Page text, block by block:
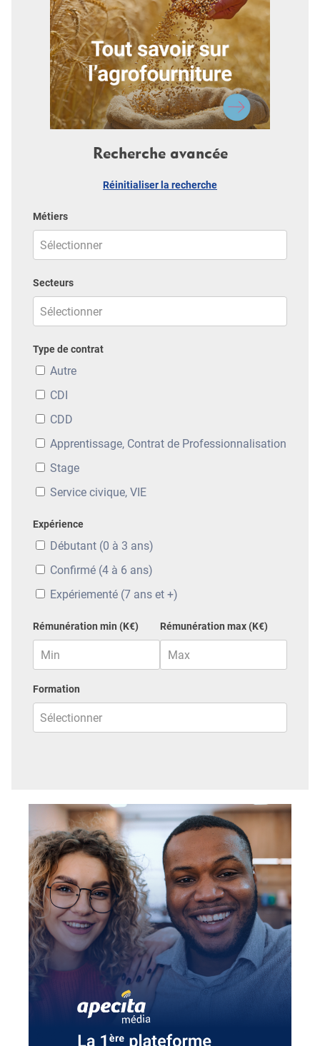
Recherche avancée
Réinitialiser la recherche
Métiers
Secteurs
Type de contrat
Autre
CDI
CDD
Apprentissage, Contrat de Professionnalisation
Stage
Service civique, VIE
Expérience
Débutant (0 à 3 ans)
Confirmé (4 à 6 ans)
Expériementé (7 ans et +)
Rémunération min (K€) Rémunération max (K€)
Formation